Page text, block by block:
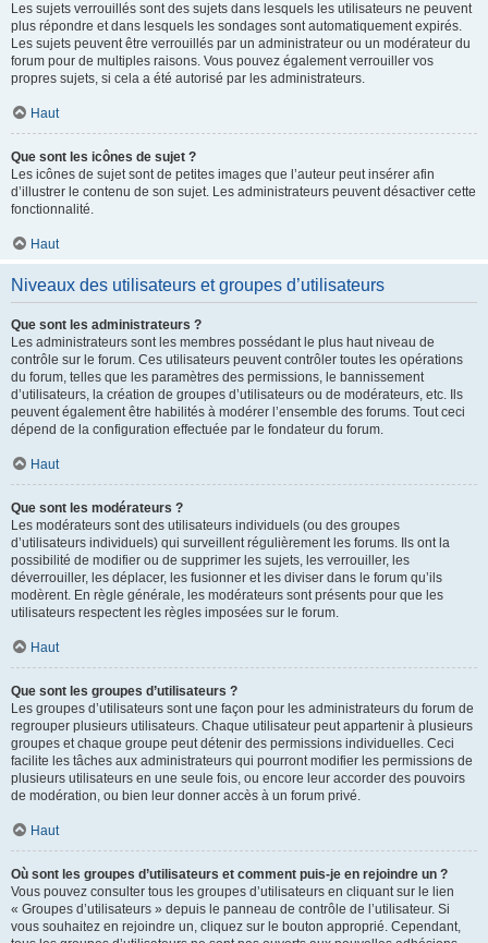
Les sujets verrouillés sont des sujets dans lesquels les utilisateurs ne peuvent
plus répondre et dans lesquels les sondages sont automatiquement expirés.
Les sujets peuvent être verrouillés par un administrateur ou un modérateur du
forum pour de multiples raisons. Vous pouvez également verrouiller vos
propres sujets, si cela a été autorisé par les administrateurs.
Haut
Que sont les icônes de sujet ?
Les icônes de sujet sont de petites images que l’auteur peut insérer afin
d’illustrer le contenu de son sujet. Les administrateurs peuvent désactiver cette
fonctionnalité.
Haut
Niveaux des utilisateurs et groupes d’utilisateurs
Que sont les administrateurs ?
Les administrateurs sont les membres possédant le plus haut niveau de
contrôle sur le forum. Ces utilisateurs peuvent contrôler toutes les opérations
du forum, telles que les paramètres des permissions, le bannissement
d’utilisateurs, la création de groupes d’utilisateurs ou de modérateurs, etc. Ils
peuvent également être habilités à modérer l’ensemble des forums. Tout ceci
dépend de la configuration effectuée par le fondateur du forum.
Haut
Que sont les modérateurs ?
Les modérateurs sont des utilisateurs individuels (ou des groupes
d’utilisateurs individuels) qui surveillent régulièrement les forums. Ils ont la
possibilité de modifier ou de supprimer les sujets, les verrouiller, les
déverrouiller, les déplacer, les fusionner et les diviser dans le forum qu’ils
modèrent. En règle générale, les modérateurs sont présents pour que les
utilisateurs respectent les règles imposées sur le forum.
Haut
Que sont les groupes d’utilisateurs ?
Les groupes d’utilisateurs sont une façon pour les administrateurs du forum de
regrouper plusieurs utilisateurs. Chaque utilisateur peut appartenir à plusieurs
groupes et chaque groupe peut détenir des permissions individuelles. Ceci
facilite les tâches aux administrateurs qui pourront modifier les permissions de
plusieurs utilisateurs en une seule fois, ou encore leur accorder des pouvoirs
de modération, ou bien leur donner accès à un forum privé.
Haut
Où sont les groupes d’utilisateurs et comment puis-je en rejoindre un ?
Vous pouvez consulter tous les groupes d’utilisateurs en cliquant sur le lien
« Groupes d’utilisateurs » depuis le panneau de contrôle de l’utilisateur. Si
vous souhaitez en rejoindre un, cliquez sur le bouton approprié. Cependant,